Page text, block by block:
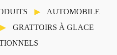
AUTOMOBILE
GRATTOIRS À GLACE